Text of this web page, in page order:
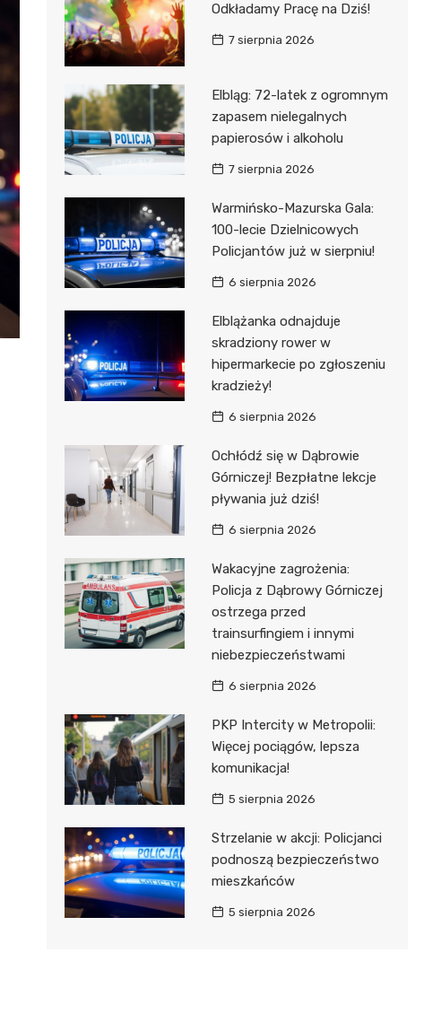
Odkładamy Pracę na Dziś!
7 sierpnia 2026
Elbląg: 72-latek z ogromnym
zapasem nielegalnych
papierosów i alkoholu
7 sierpnia 2026
Warmińsko-Mazurska Gala:
100-lecie Dzielnicowych
Policjantów już w sierpniu!
6 sierpnia 2026
Elblążanka odnajduje
skradziony rower w
hipermarkecie po zgłoszeniu
kradzieży!
6 sierpnia 2026
Ochłódź się w Dąbrowie
Górniczej! Bezpłatne lekcje
pływania już dziś!
6 sierpnia 2026
Wakacyjne zagrożenia:
Policja z Dąbrowy Górniczej
ostrzega przed
trainsurfingiem i innymi
niebezpieczeństwami
6 sierpnia 2026
PKP Intercity w Metropolii:
Więcej pociągów, lepsza
komunikacja!
5 sierpnia 2026
Strzelanie w akcji: Policjanci
podnoszą bezpieczeństwo
mieszkańców
5 sierpnia 2026